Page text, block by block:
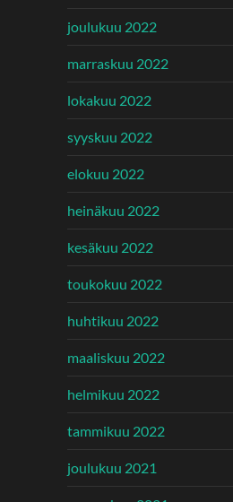
joulukuu 2022
marraskuu 2022
lokakuu 2022
syyskuu 2022
elokuu 2022
heinäkuu 2022
kesäkuu 2022
toukokuu 2022
huhtikuu 2022
maaliskuu 2022
helmikuu 2022
tammikuu 2022
joulukuu 2021